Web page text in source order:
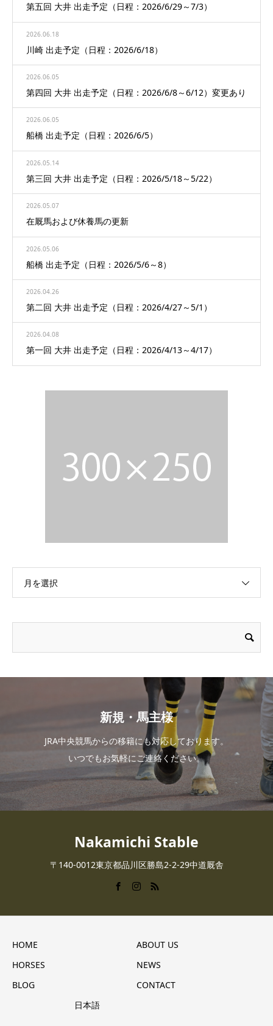
第五回 大井 出走予定（日程：2026/6/29～7/3）
2026.06.18
川崎 出走予定（日程：2026/6/18）
2026.06.05
第四回 大井 出走予定（日程：2026/6/8～6/12）変更あり
2026.06.05
船橋 出走予定（日程：2026/6/5）
2026.05.14
第三回 大井 出走予定（日程：2026/5/18～5/22）
2026.05.07
在厩馬および休養馬の更新
2026.05.06
船橋 出走予定（日程：2026/5/6～8）
2026.04.26
第二回 大井 出走予定（日程：2026/4/27～5/1）
2026.04.08
第一回 大井 出走予定（日程：2026/4/13～4/17）
月を選択
新規・馬主様
JRA中央競馬からの移籍にも対応しております。
いつでもお気軽にご連絡ください。
Nakamichi Stable
〒140-0012東京都品川区勝島2-2-29中道厩舎
HOME
ABOUT US
HORSES
NEWS
BLOG
CONTACT
日本語